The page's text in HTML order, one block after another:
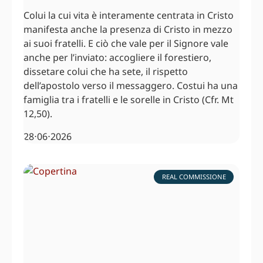
Colui la cui vita è interamente centrata in Cristo
manifesta anche la presenza di Cristo in mezzo
ai suoi fratelli. E ciò che vale per il Signore vale
anche per l’inviato: accogliere il forestiero,
dissetare colui che ha sete, il rispetto
dell’apostolo verso il messaggero. Costui ha una
famiglia tra i fratelli e le sorelle in Cristo (Cfr. Mt
12,50).
28⋅06⋅2026
REAL COMMISSIONE